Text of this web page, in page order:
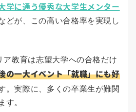
学に通う優秀な大学生メンター
どが、この高い合格率を実現し
ア教育は志望大学への合格だけ
の一大イベント「就職」にも好
。実際に、多くの卒業生が難関
す。